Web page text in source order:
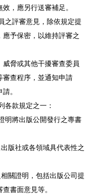
，應另行送審補足。
之評審意見，除依規定提
予保密，以維持評審之
脅或其他干擾審查委員
審查程序，並通知申請
。
各款規定之一：
明將出版公開發行之專書
版社或各領域具代表性之
關證明，包括出版公司提
書面意見等。